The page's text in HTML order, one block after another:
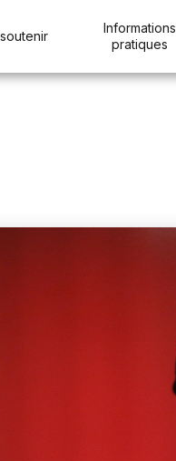
Informations
pratiques